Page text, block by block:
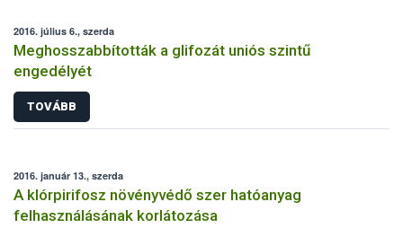
2016. július 6., szerda
Meghosszabbították a glifozát uniós szintű
engedélyét
TOVÁBB
2016. január 13., szerda
A klórpirifosz növényvédő szer hatóanyag
felhasználásának korlátozása